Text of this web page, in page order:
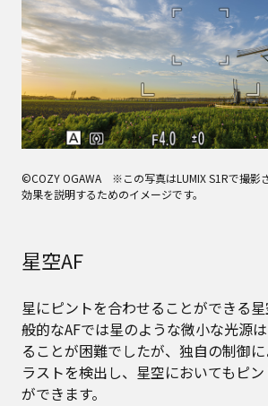
©COZY OGAWA ※この写真はLUMIX S1Rで撮影
効果を説明するためのイメージです。
星空AF
星にピントを合わせることができる
般的なAFでは星のような微小な光源
ることが困難でしたが、独自の制御
ラストを検出し、星空においてもピ
ができます。